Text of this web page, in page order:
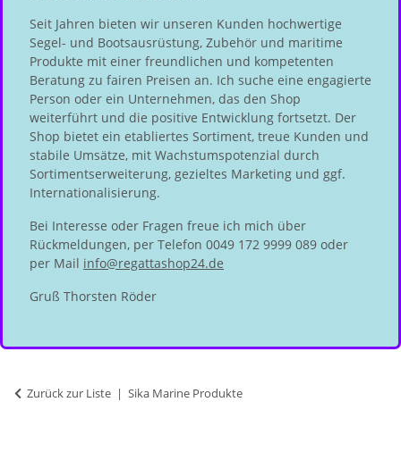
Seit Jahren bieten wir unseren Kunden hochwertige
Segel- und Bootsausrüstung, Zubehör und maritime
Produkte mit einer freundlichen und kompetenten
Beratung zu fairen Preisen an. Ich suche eine engagierte
Person oder ein Unternehmen, das den Shop
weiterführt und die positive Entwicklung fortsetzt. Der
Shop bietet ein etabliertes Sortiment, treue Kunden und
stabile Umsätze, mit Wachstumspotenzial durch
Sortimentserweiterung, gezieltes Marketing und ggf.
Internationalisierung.
Bei Interesse oder Fragen freue ich mich über
Rückmeldungen, per Telefon 0049 172 9999 089 oder
per Mail info@regattashop24.de
Gruß Thorsten Röder
Zurück zur Liste Sika Marine Produkte